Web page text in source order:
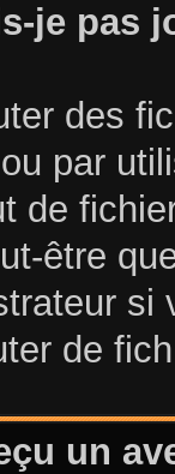
je pas
des
par
de
être
de
un